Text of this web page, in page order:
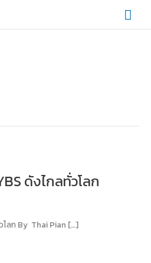
ดังไกลทั่วโลก
โลก By Thai Pian […]